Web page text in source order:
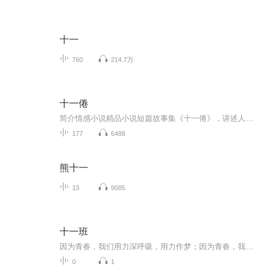
十一
760 214.7万
十一倦
177 6488
熊十一
13 9085
十一班
0 1